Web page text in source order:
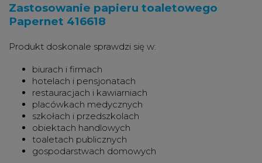
Zastosowanie papieru toaletowego
Papernet 416618
Produkt doskonale sprawdzi się w:
biurach i firmach
hotelach i pensjonatach
restauracjach i kawiarniach
placówkach medycznych
szkołach i przedszkolach
obiektach handlowych
toaletach publicznych
gospodarstwach domowych